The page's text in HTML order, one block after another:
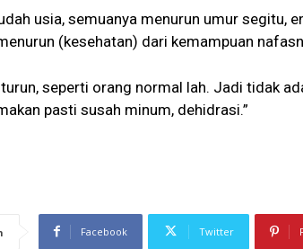
usia, semuanya menurun umur segitu,
(kesehatan) dari kemampuan
seperti orang normal lah. Jadi tidak
pasti susah minum, dehidrasi.”
Facebook Twitter